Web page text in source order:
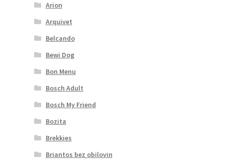
Arion
Arquivet
Belcando
Bewi Dog
Bon Menu
Bosch Adult
Bosch My Friend
Bozita
Brekkies
Briantos bez obilovin